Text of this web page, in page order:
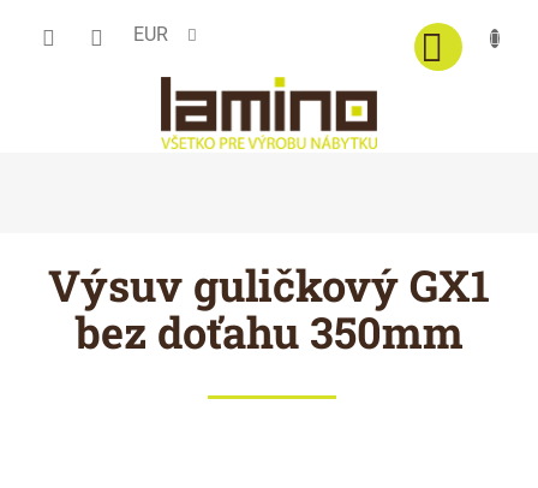
EUR
Výsuv guličkový GX1
bez doťahu 350mm